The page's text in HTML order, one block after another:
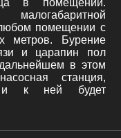
в помещении.
помещении с
метров. Бурение
и царапин пол
в этом
станция,
и к ней будет